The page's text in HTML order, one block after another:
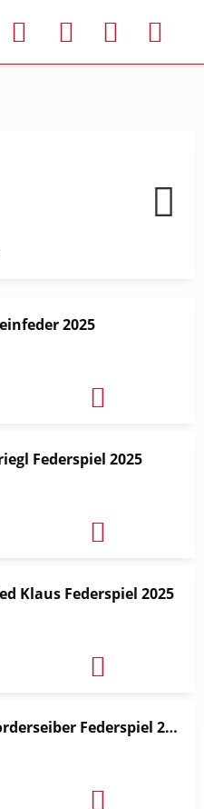
2025
Federspiel 2025
Klaus Federspiel 2025
Jäger - Grüner Veltliner Vorderseiber Federspiel 2025